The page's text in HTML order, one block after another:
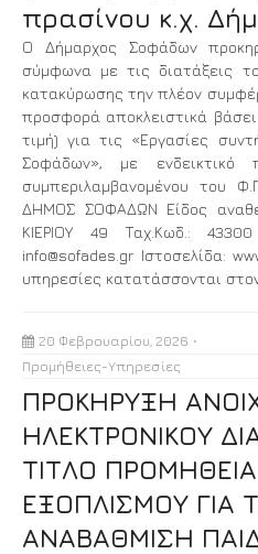
πρασίνου κ.χ.
Ο Δήμαρχος Σοφάδων
σύμφωνα με τις διατάξεις
κατακύρωσης την πλέον
προσφορά αποκλειστικά
τιμή) για τις «Εργασίες
Σοφάδων», με ενδεικτικό
συμπεριλαμβανομένου του
ΔΗΜΟΣ ΣΟΦΑΔΩΝ Είδος
ΚΙΕΡΙΟΥ 49 Ταχ.Κωδ.:
info@sofades.gr Ιστοσελίδα:
υπηρεσίες κατατάσσονται
20 Φεβρουαρίου, 2026
Προμήθειες-Υπηρεσίες
ΠΡΟΚΗΡΥΞΗ
ΗΛΕΚΤΡΟΝΙΚΟΥ
ΤΙΤΛΟ
ΕΞΟΠΛΙΣΜΟΥ ΓΙΑ
ΑΝΑΒΑΘΜΙΣΗ